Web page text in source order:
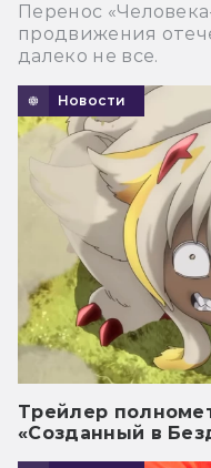
Перенос
продвижения
далеко не все.
Новости
Трейлер
«Созданный в